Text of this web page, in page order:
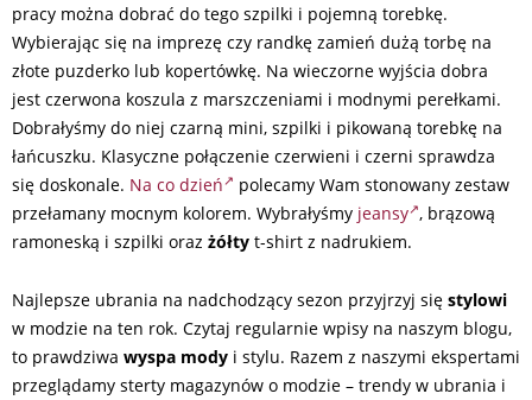
pracy można dobrać do tego szpilki i pojemną torebkę.
Wybierając się na imprezę czy randkę zamień dużą torbę na
złote puzderko lub kopertówkę. Na wieczorne wyjścia dobra
jest czerwona koszula z marszczeniami i modnymi perełkami.
Dobrałyśmy do niej czarną mini, szpilki i pikowaną torebkę na
łańcuszku. Klasyczne połączenie czerwieni i czerni sprawdza
się doskonale. Na co dzień
polecamy Wam stonowany zestaw
przełamany mocnym kolorem. Wybrałyśmy jeansy , brązową
ramoneską i szpilki oraz żółty t-shirt z nadrukiem.
Najlepsze ubrania na nadchodzący sezon przyjrzyj się stylowi
w modzie na ten rok. Czytaj regularnie wpisy na naszym blogu,
to prawdziwa wyspa mody i stylu. Razem z naszymi ekspertami
przeglądamy sterty magazynów o modzie – trendy w ubrania i